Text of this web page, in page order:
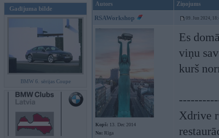
Gadījuma bilde
BMW 6. sērijas Coupe
Autors Ziņojums
RSAWorkshop 09. Jun 2024,
Kopš: 13. Dec 2014
No: Rīga
Es
viņu
kurš
Xdrive